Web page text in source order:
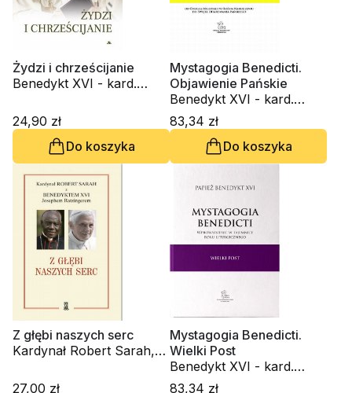
Żydzi i chrześcijanie
Benedykt XVI - kard.
24,90 zł
Do koszyka
Mystagogia Benedicti.
Objawienie Pańskie
Benedykt XVI - kard.
Joseph Ratzinger
83,34 zł
Do koszyka
Z głębi naszych serc
Kardynał Robert Sarah,
Joseph Ratzinger
27,00 zł
Mystagogia Benedicti.
Wielki Post
Benedykt XVI - kard.
Joseph Ratzinger
83,34 zł